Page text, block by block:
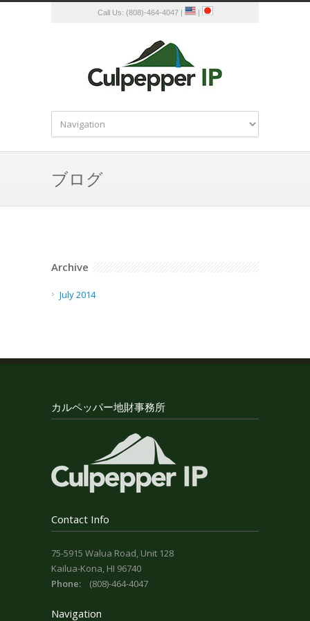
Call Us: (808)-464-4047 | |
ブログ
Archive
July 2014
カルペッパー地財事務所
Contact Info
75-5915 Walua Road, Unit 128
Kailua-Kona, HI 96740
Phone:
(808)-464-4047
Navigation